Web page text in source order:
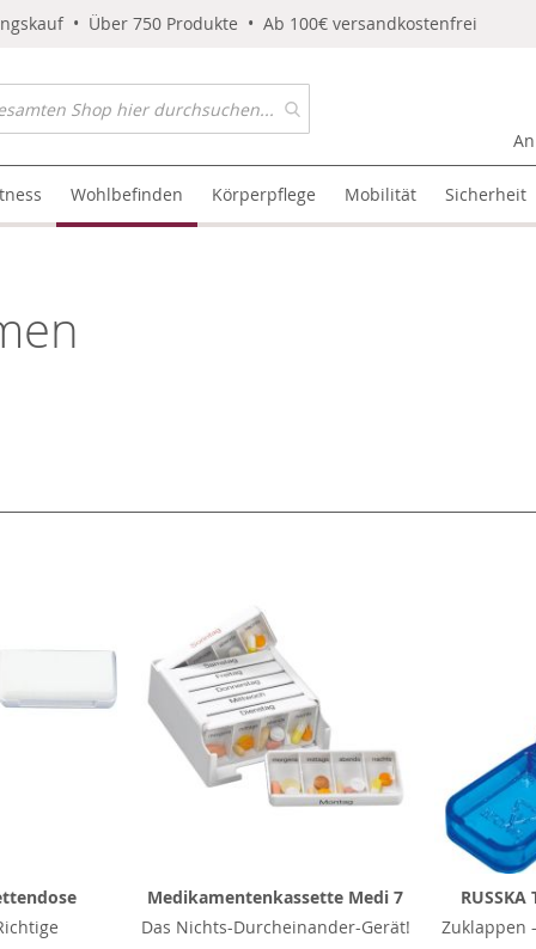
• Über 750 Produkte • Ab 100€ versandkostenfrei
Wohlbefinden Körperpflege Mobilität Sicherheit
Medikamentenkassette Medi 7
Das Nichts-Durcheinander-Gerät!
Zuklappen